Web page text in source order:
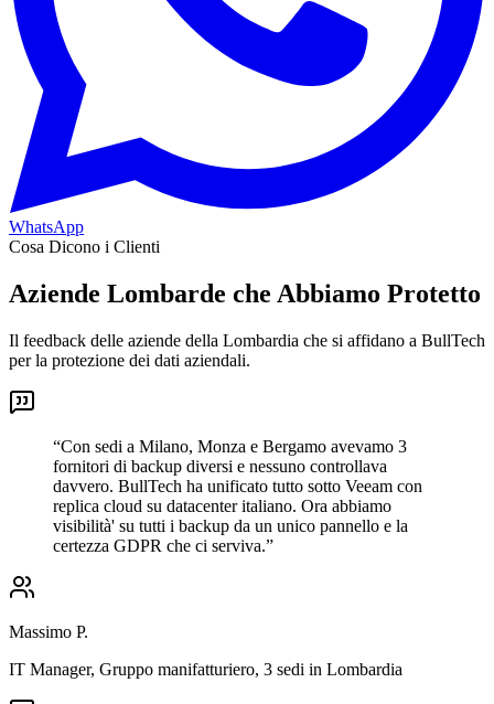
WhatsApp
Cosa Dicono i Clienti
Aziende Lombarde che Abbiamo Protetto
Il feedback delle aziende della Lombardia che si affidano a BullTech
per la protezione dei dati aziendali.
“Con sedi a Milano, Monza e Bergamo avevamo 3
fornitori di backup diversi e nessuno controllava
davvero. BullTech ha unificato tutto sotto Veeam con
replica cloud su datacenter italiano. Ora abbiamo
visibilità' su tutti i backup da un unico pannello e la
certezza GDPR che ci serviva.”
Massimo P.
IT Manager, Gruppo manifatturiero, 3 sedi in Lombardia